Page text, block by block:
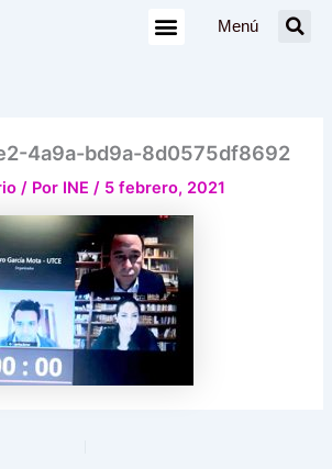
Menú
4a9a-bd9a-8d0575df8692
/ Por INE/ 5 febrero, 2021